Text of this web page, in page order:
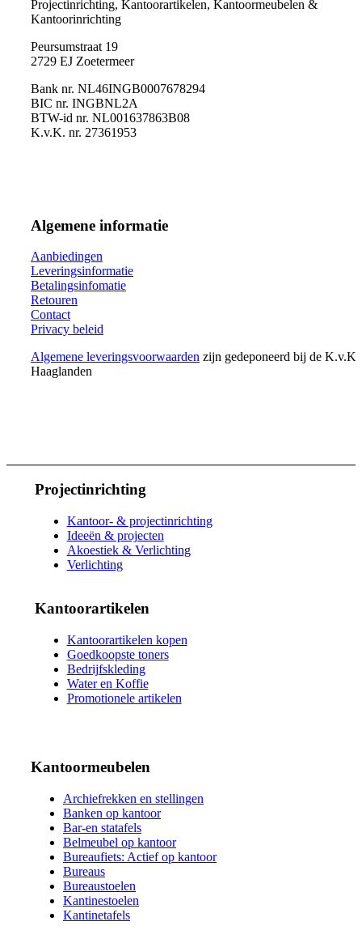
Projectinrichting, Kantoorartikelen, Kantoormeubelen &
Kantoorinrichting
Peursumstraat 19
2729 EJ Zoetermeer
Bank nr. NL46INGB0007678294
BIC nr. INGBNL2A
BTW-id nr. NL001637863B08
K.v.K. nr. 27361953
Algemene informatie
Aanbiedingen
Leveringsinformatie
Betalingsinfomatie
Retouren
Contact
Privacy beleid
Algemene leveringsvoorwaarden zijn gedeponeerd bij de K.v.K.
Haaglanden
Projectinrichting
Kantoor- & projectinrichting
Ideeën & projecten
Akoestiek & Verlichting
Verlichting
Kantoorartikelen
Kantoorartikelen kopen
Goedkoopste toners
Bedrijfskleding
Water en Koffie
Promotionele artikelen
Kantoormeubelen
Archiefrekken en stellingen
Banken op kantoor
Bar-en statafels
Belmeubel op kantoor
Bureaufiets: Actief op kantoor
Bureaus
Bureaustoelen
Kantinestoelen
Kantinetafels